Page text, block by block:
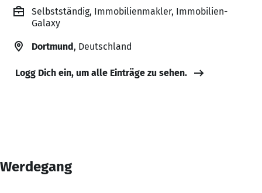
Selbstständig, Immobilienmakler, Immobilien-
Galaxy
Dortmund, Deutschland
Logg Dich ein, um alle Einträge zu sehen.
Werdegang